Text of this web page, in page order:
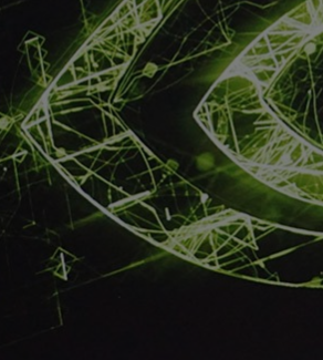
计算资源，使机器架构能够满足不同的
（Dell）EMC PowerEdge C6525服务
计算引擎的HDR 200Gb/s InfiniBand
内存密集型科学应用的性能。
。
8旨在为从大爆炸到当今的整个宇宙建
示，“这将使人类能够通过前所未有的
置。InfiniBand是唯一能够提供如此大
就是DiRAC和杜伦大学致力于通过与